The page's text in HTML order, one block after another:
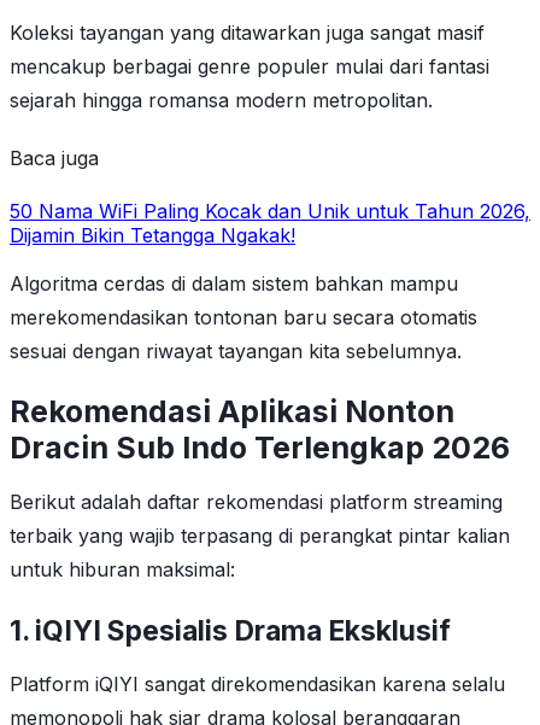
Koleksi tayangan yang ditawarkan juga sangat masif
mencakup berbagai genre populer mulai dari fantasi
sejarah hingga romansa modern metropolitan.
Baca juga
50 Nama WiFi Paling Kocak dan Unik untuk Tahun 2026,
Dijamin Bikin Tetangga Ngakak!
Algoritma cerdas di dalam sistem bahkan mampu
merekomendasikan tontonan baru secara otomatis
sesuai dengan riwayat tayangan kita sebelumnya.
Rekomendasi Aplikasi Nonton
Dracin Sub Indo Terlengkap 2026
Berikut adalah daftar rekomendasi platform streaming
terbaik yang wajib terpasang di perangkat pintar kalian
untuk hiburan maksimal:
1. iQIYI Spesialis Drama Eksklusif
Platform iQIYI sangat direkomendasikan karena selalu
memonopoli hak siar drama kolosal beranggaran